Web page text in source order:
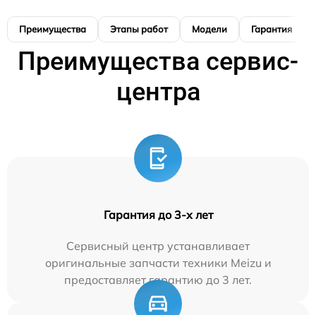
Преимущества Этапы работ Модели Гарантия
Преимущества сервис-
центра
Гарантия до 3-х лет
Сервисный центр устанавливает
оригинальные запчасти техники Meizu и
предоставляет гарантию до 3 лет.